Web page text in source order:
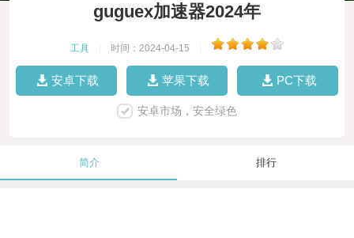
guguex加速器2024年
工具 时间：2024-04-15
安卓下载 苹果下载 PC下载
安卓市场，安全绿色
简介 排行